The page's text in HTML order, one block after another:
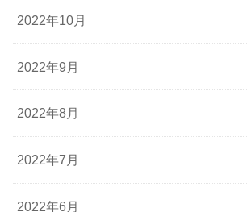
2022年10月
2022年9月
2022年8月
2022年7月
2022年6月